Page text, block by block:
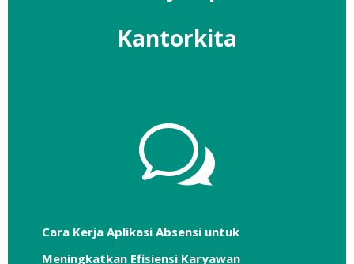
Kantorkita
w
Cara Kerja Aplikasi Absensi untuk
Meningkatkan Efisiensi Karyawan